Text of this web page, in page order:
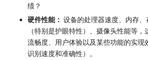
绩？
硬件性能： 设备的处理器速度、内存
（特别是护眼特性）、摄像头性能等
流畅度、用户体验以及某些功能的实现
识别速度和准确性）。